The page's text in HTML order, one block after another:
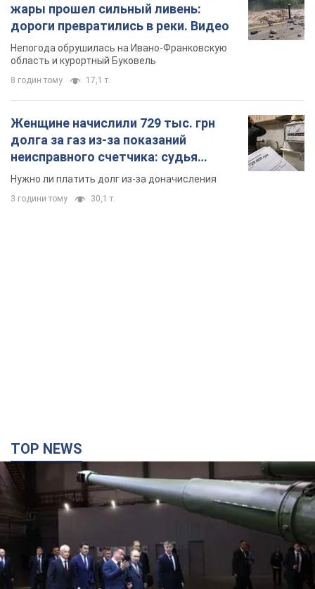
жары прошел сильный ливень:
дороги превратились в реки. Видео
Непогода обрушилась на Ивано-Франковскую
область и курортный Буковель
8 годин тому 17,1 т.
Женщине начислили 729 тыс. грн
долга за газ из-за показаний
неисправного счетчика: судья
вынес неожиданное решение
Нужно ли платить долг из-за доначисления
3 години тому 30,1 т.
TOP NEWS